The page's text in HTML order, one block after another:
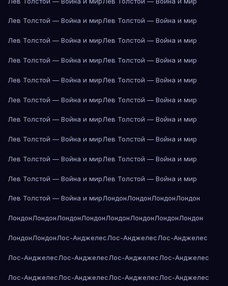
Лев Толстой — Война и мирЛев Толстой — Война и мир
Лев Толстой — Война и мирЛев Толстой — Война и мир
Лев Толстой — Война и мирЛев Толстой — Война и мир
Лев Толстой — Война и мирЛев Толстой — Война и мир
Лев Толстой — Война и мирЛев Толстой — Война и мир
Лев Толстой — Война и мирЛев Толстой — Война и мир
Лев Толстой — Война и мирЛев Толстой — Война и мир
Лев Толстой — Война и мирЛев Толстой — Война и мир
Лев Толстой — Война и мирЛев Толстой — Война и мир
Лев Толстой — Война и мирЛондонЛондонЛондонЛондон
ЛондонЛондонЛондонЛондонЛондонЛондонЛондонЛондон
ЛондонЛондонЛос-АнджелесЛос-АнджелесЛос-Анджелес
Лос-АнджелесЛос-АнджелесЛос-АнджелесЛос-Анджелес
Лос-АнджелесЛос-АнджелесЛос-АнджелесЛос-Анджелес